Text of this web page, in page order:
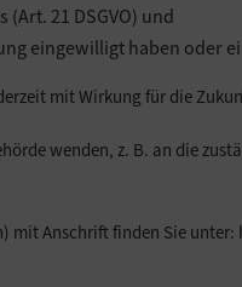
21 DSGVO) und
eingewilligt haben oder
mit Wirkung für die
wenden, z. B. an die
mit Anschrift finden Sie unter: